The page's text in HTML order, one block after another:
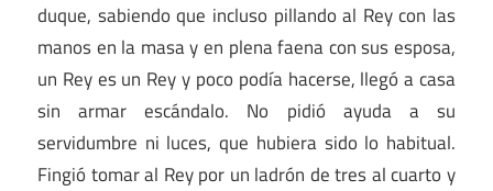
duque, sabiendo que incluso pillando al Rey con las
manos en la masa y en plena faena con sus esposa,
un Rey es un Rey y poco podía hacerse, llegó a casa
sin armar escándalo. No pidió ayuda a su
servidumbre ni luces, que hubiera sido lo habitual.
Fingió tomar al Rey por un ladrón de tres al cuarto y